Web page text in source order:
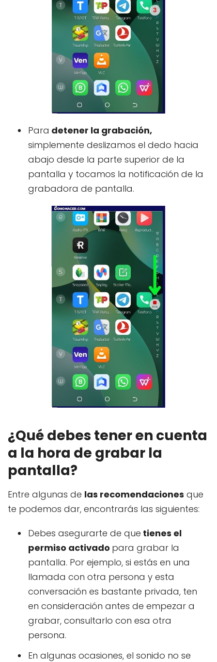
Para detener la grabación,
simplemente deslizamos el dedo hacia
abajo desde la parte superior de la
pantalla y tocamos la notificación de la
grabadora de pantalla.
¿Qué debes tener en cuenta
a la hora de grabar la
pantalla?
Entre algunas de las recomendaciones que
te podemos dar, encontrarás las siguientes:
Debes asegurarte de que tienes el
permiso activado para grabar la
pantalla. Por ejemplo, si estás en una
llamada con otra persona y esta
conversación es bastante privada, ten
en consideración antes de empezar a
grabar, consultarlo con esa otra
persona.
En algunas ocasiones, el sonido no se